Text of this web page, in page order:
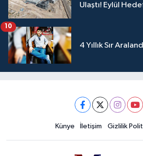
Ulaştı! Eylül
4 Yıllık Sır
10
Künye İletişim Gizlilik